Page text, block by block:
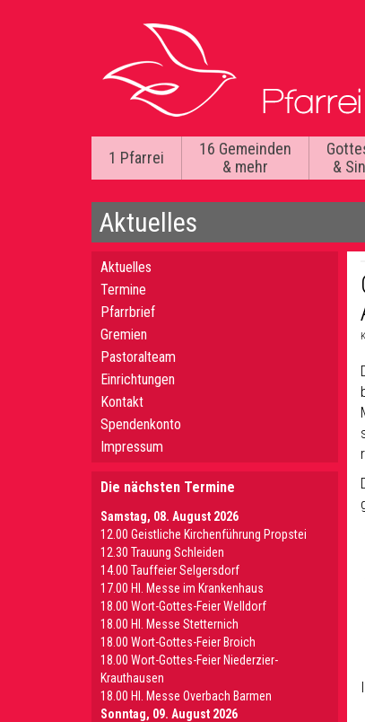
1 Pfarrei
16 Gemeinden
& mehr
&
Aktuelles
Aktuelles
Termine
Pfarrbrief
Gremien
Pastoralteam
Einrichtungen
Kontakt
Spendenkonto
Impressum
Die nächsten Termine
Samstag, 08. August 2026
12.00 Geistliche Kirchenführung Propstei
12.30 Trauung Schleiden
14.00 Tauffeier Selgersdorf
17.00 Hl. Messe im Krankenhaus
18.00 Wort-Gottes-Feier Welldorf
18.00 Hl. Messe Stetternich
18.00 Wort-Gottes-Feier Broich
18.00 Wort-Gottes-Feier Niederzier-
Krauthausen
18.00 Hl. Messe Overbach Barmen
Sonntag, 09. August 2026